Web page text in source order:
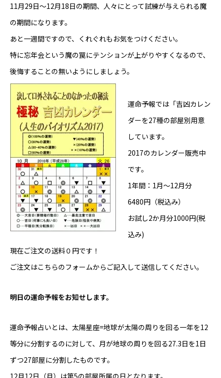
11月29日～12月18日の期間、人々にとって試練が与えられる魔
の期間になります。
あと一週間ですので、くれぐれもお気をつけください。
特に忘年会という魔の罠にテンションが上がりやすくなるので、
後悔することの無いようにしましょう。
運命予報では「吉凶カレン
ダーを27種の部屋別用意
しています。
2017のカレンダー販売中
です。
1年間：1月～12月分
6480円（税込み）
お試し2か月分1000円(税
込み)
現在ご注文の送料０円です！
ご注文はこちらのフォームからご記入して送信してください。
明日の運命予報をお知せします。
運命予報占いとは、太陽星座=地球が太陽の周りを回る一年を12
等分に分割するのに対して、月が地球の周りを回る27.3日を1日
ずつ27部屋に分割したものです。
12月12日（月）は第5の部屋所属の日となります。